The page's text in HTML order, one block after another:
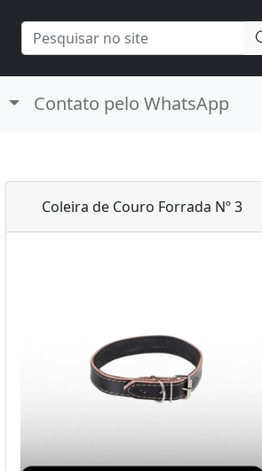
Contato pelo WhatsApp
Coleira de Couro Forrada Nº 3